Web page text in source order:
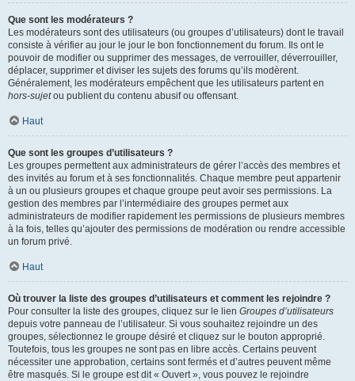
Que sont les modérateurs ?
Les modérateurs sont des utilisateurs (ou groupes d’utilisateurs) dont le travail
consiste à vérifier au jour le jour le bon fonctionnement du forum. Ils ont le
pouvoir de modifier ou supprimer des messages, de verrouiller, déverrouiller,
déplacer, supprimer et diviser les sujets des forums qu’ils modèrent.
Généralement, les modérateurs empêchent que les utilisateurs partent en
hors-sujetou publient du contenu abusif ou offensant.
Haut
Que sont les groupes d’utilisateurs ?
Les groupes permettent aux administrateurs de gérer l’accès des membres et
des invités au forum et à ses fonctionnalités. Chaque membre peut appartenir
à un ou plusieurs groupes et chaque groupe peut avoir ses permissions. La
gestion des membres par l’intermédiaire des groupes permet aux
administrateurs de modifier rapidement les permissions de plusieurs membres
à la fois, telles qu’ajouter des permissions de modération ou rendre accessible
un forum privé.
Haut
Où trouver la liste des groupes d’utilisateurs et comment les rejoindre ?
Pour consulter la liste des groupes, cliquez sur le lien Groupes d’utilisateurs
depuis votre panneau de l’utilisateur. Si vous souhaitez rejoindre un des
groupes, sélectionnez le groupe désiré et cliquez sur le bouton approprié.
Toutefois, tous les groupes ne sont pas en libre accès. Certains peuvent
nécessiter une approbation, certains sont fermés et d’autres peuvent même
être masqués. Si le groupe est dit « Ouvert », vous pouvez le rejoindre